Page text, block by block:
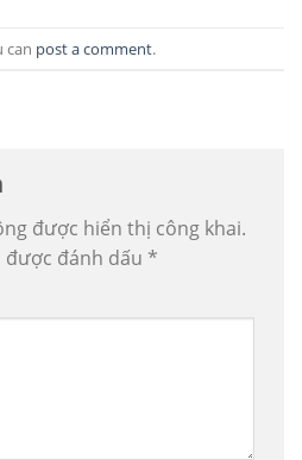
can post a comment.
được hiển thị công khai.
đánh dấu *